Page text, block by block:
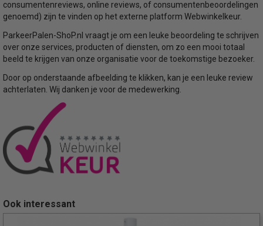
consumentenreviews, online reviews, of consumentenbeoordelingen
genoemd) zijn te vinden op het externe platform Webwinkelkeur.
ParkeerPalen-ShoP.nl vraagt je om een leuke beoordeling te schrijven
over onze services, producten of diensten, om zo een mooi totaal
beeld te krijgen van onze organisatie voor de toekomstige bezoeker.
Door op onderstaande afbeelding te klikken, kan je een leuke review
achterlaten. Wij danken je voor de medewerking.
Ook interessant